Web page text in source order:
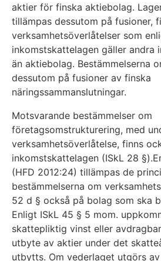
aktier för finska aktiebolag.
tillämpas dessutom på fusioner,
verksamhetsöverlåtelser som
inkomstskattelagen gäller andra
än aktiebolag. Bestämmelserna
dessutom på fusioner av finska
näringssammanslutningar.
Motsvarande bestämmelser om
företagsomstrukturering, med
verksamhetsöverlåtelse, finns
inkomstskattelagen (ISkL 28 §).
(HFD 2012:24) tillämpas de
bestämmelserna om
52 d § också på bolag som ska
Enligt ISkL 45 § 5 mom.
skattepliktig vinst eller
utbyte av aktier under det
utbytts. Om vederlaget utgörs